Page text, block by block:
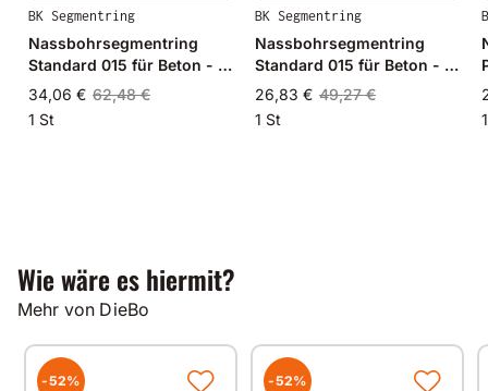
BK Segmentring
Nassbohrsegmentring
Standard 015 für Beton - Ø
35mm - 35/30mm
34,06 € 62,48 €
1 St
BK Segmentring
Nassbohrsegmentring
Standard 015 für Beton - Ø
25mm - 25/20mm
26,83 € 49,27 €
1 St
Wie wäre es hiermit?
Mehr von DieBo
-52% -52%